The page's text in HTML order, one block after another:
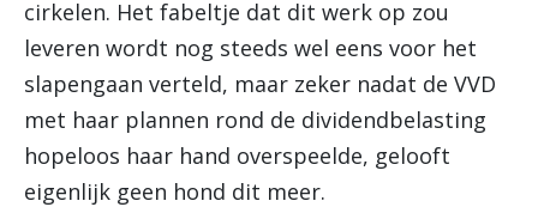
cirkelen. Het fabeltje dat dit werk op zou
leveren wordt nog steeds wel eens voor het
slapengaan verteld, maar zeker nadat de VVD
met haar plannen rond de dividendbelasting
hopeloos haar hand overspeelde, gelooft
eigenlijk geen hond dit meer.